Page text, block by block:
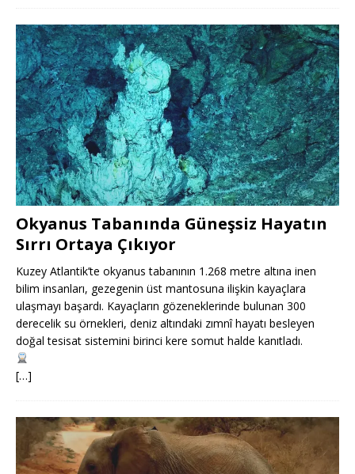
Okyanus Tabanında Güneşsiz Hayatın
Sırrı Ortaya Çıkıyor
Kuzey Atlantik’te okyanus tabanının 1.268 metre altına inen
bilim insanları, gezegenin üst mantosuna ilişkin kayaçlara
ulaşmayı başardı. Kayaçların gözeneklerinde bulunan 300
derecelik su örnekleri, deniz altındaki zımnî hayatı besleyen
doğal tesisat sistemini birinci kere somut halde kanıtladı.
[…]